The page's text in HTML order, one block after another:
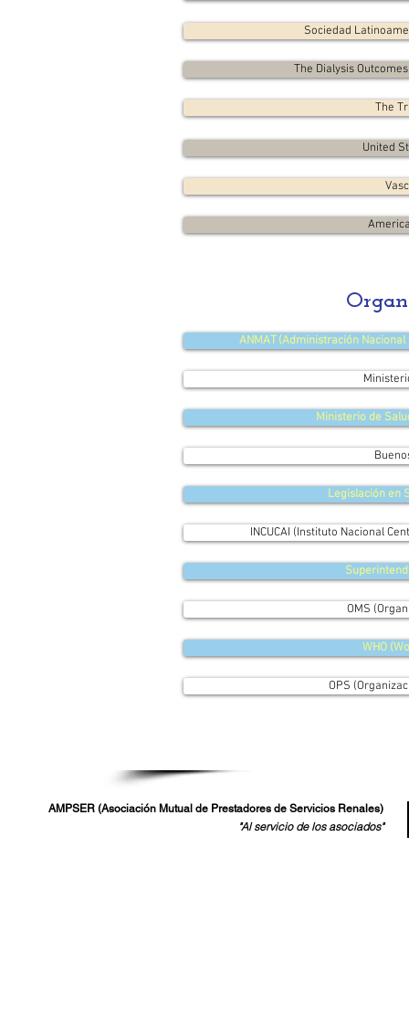
Sociedad
The Dialysis
The
United
ANMAT (Administración
Ministerio de
Legislación en
INCUCAI (Instituto Nacional
OMS
WHO
OPS
AMPSER (Asociación Mutual de Prestadores de Servicios Renales)
"Al servicio de los asociados"